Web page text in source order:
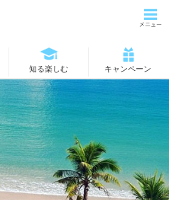
知る楽しむ キャンペーン